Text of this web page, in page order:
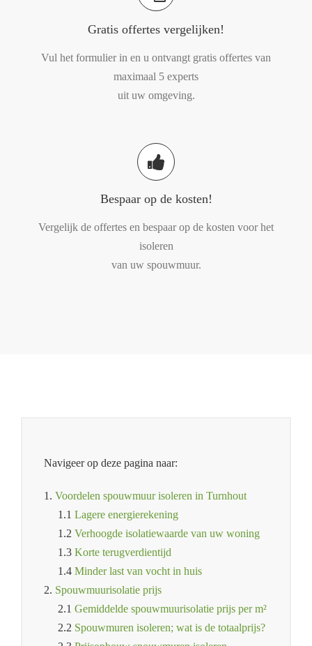
Gratis offertes vergelijken!
Vul het formulier in en u ontvangt gratis offertes van
maximaal 5 experts
uit uw omgeving.
Bespaar op de kosten!
Vergelijk de offertes en bespaar op de kosten voor het
isoleren
van uw spouwmuur.
Navigeer op deze pagina naar:
1. Voordelen spouwmuur isoleren in Turnhout
1.1 Lagere energierekening
1.2 Verhoogde isolatiewaarde van uw woning
1.3 Korte terugverdientijd
1.4 Minder last van vocht in huis
2. Spouwmuurisolatie prijs
2.1 Gemiddelde spouwmuurisolatie prijs per m²
2.2 Spouwmuren isoleren; wat is de totaalprijs?